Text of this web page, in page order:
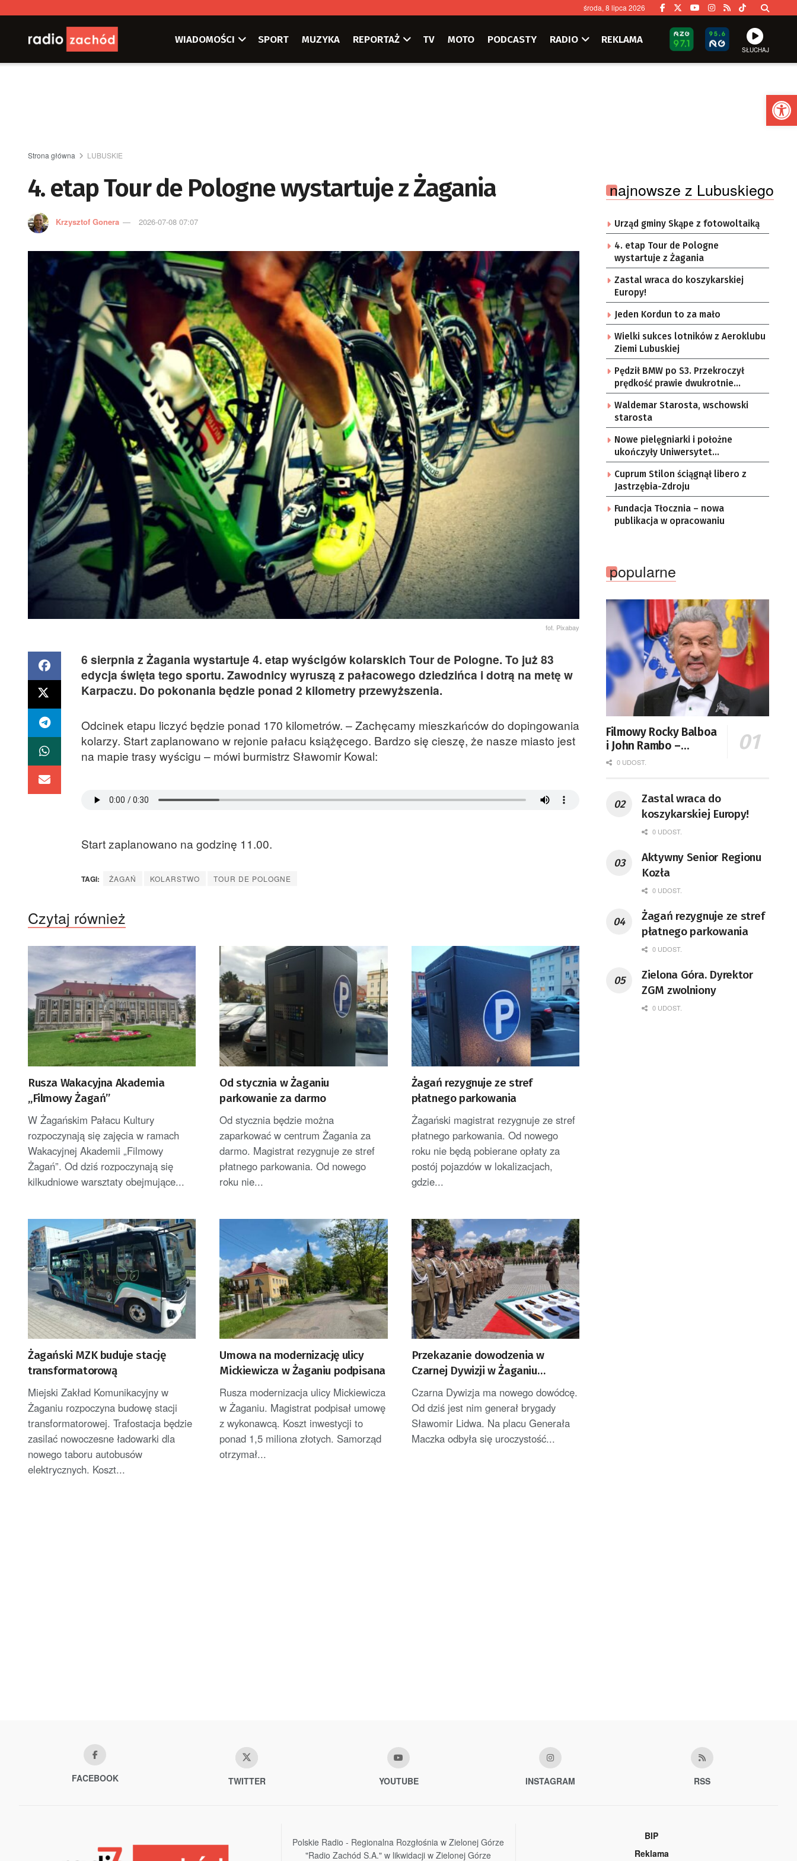
środa, 8 lipca 2026
WIADOMOŚCI SPORT MUZYKA REPORTAŻ TV MOTO PODCASTY RADIO REKLAMA
SŁUCHAJ
Strona główna LUBUSKIE
4. etap Tour de Pologne wystartuje z Żagania
Krzysztof Gonera 2026-07-08 07:07
fot. Pixabay
6 sierpnia z Żagania wystartuje 4. etap wyścigów kolarskich Tour de Pologne. To już 83
edycja święta tego sportu. Zawodnicy wyruszą z pałacowego dziedzińca i dotrą na metę w
Karpaczu. Do pokonania będzie ponad 2 kilometry przewyższenia.
Odcinek etapu liczyć będzie ponad 170 kilometrów. – Zachęcamy mieszkańców do dopingowania
kolarzy. Start zaplanowano w rejonie pałacu książęcego. Bardzo się cieszę, że nasze miasto jest
na mapie trasy wyścigu – mówi burmistrz Sławomir Kowal:
Start zaplanowano na godzinę 11.00.
TAGI: ŻAGAŃ KOLARSTWO TOUR DE POLOGNE
Czytaj również
Rusza Wakacyjna Akademia
„Filmowy Żagań”
W Żagańskim Pałacu Kultury
rozpoczynają się zajęcia w ramach
Wakacyjnej Akademii „Filmowy
Żagań”. Od dziś rozpoczynają się
kilkudniowe warsztaty obejmujące...
Od stycznia w Żaganiu
parkowanie za darmo
Od stycznia będzie można
zaparkować w centrum Żagania za
darmo. Magistrat rezygnuje ze stref
płatnego parkowania. Od nowego
roku nie...
Żagań rezygnuje ze stref
płatnego parkowania
Żagański magistrat rezygnuje ze stref
płatnego parkowania. Od nowego
roku nie będą pobierane opłaty za
postój pojazdów w lokalizacjach,
gdzie...
Żagański MZK buduje stację
transformatorową
Miejski Zakład Komunikacyjny w
Żaganiu rozpoczyna budowę stacji
transformatorowej. Trafostacja będzie
zasilać nowoczesne ładowarki dla
nowego taboru autobusów
elektrycznych. Koszt...
Umowa na modernizację ulicy
Mickiewicza w Żaganiu podpisana
Rusza modernizacja ulicy Mickiewicza
w Żaganiu. Magistrat podpisał umowę
z wykonawcą. Koszt inwestycji to
ponad 1,5 miliona złotych. Samorząd
otrzymał...
Przekazanie dowodzenia w
Czarnej Dywizji w Żaganiu
[ZDJĘCIA]
Czarna Dywizja ma nowego dowódcę.
Od dziś jest nim generał brygady
Sławomir Lidwa. Na placu Generała
Maczka odbyła się uroczystość...
najnowsze z Lubuskiego
Urząd gminy Skąpe z fotowoltaiką
4. etap Tour de Pologne
wystartuje z Żagania
Zastal wraca do koszykarskiej
Europy!
Jeden Kordun to za mało
Wielki sukces lotników z Aeroklubu
Ziemi Lubuskiej
Pędził BMW po S3. Przekroczył
prędkość prawie dwukrotnie
[WIDEO]
Waldemar Starosta, wschowski
starosta
Nowe pielęgniarki i położne
ukończyły Uniwersytet
Zielonogórski
Cuprum Stilon ściągnął libero z
Jastrzębia-Zdroju
Fundacja Tłocznia – nowa
publikacja w opracowaniu
popularne
Filmowy Rocky Balboa
i John Rambo –
Sylvester Stallone
0 UDOST.
Zastal wraca do
koszykarskiej Europy!
0 UDOST.
Aktywny Senior Regionu
Kozła
0 UDOST.
Żagań rezygnuje ze stref
płatnego parkowania
0 UDOST.
Zielona Góra. Dyrektor
ZGM zwolniony
0 UDOST.
FACEBOOK TWITTER YOUTUBE INSTAGRAM RSS
Polskie Radio - Regionalna Rozgłośnia w Zielonej Górze
"Radio Zachód S.A." w likwidacji w Zielonej Górze
BIP
Reklama